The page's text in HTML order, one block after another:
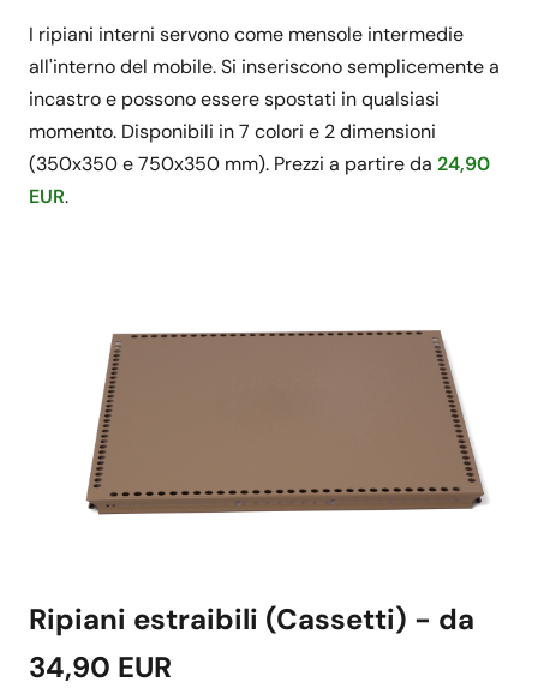
I ripiani interni servono come mensole intermedie
all'interno del mobile. Si inseriscono semplicemente a
incastro e possono essere spostati in qualsiasi
momento. Disponibili in 7 colori e 2 dimensioni
(350x350 e 750x350 mm). Prezzi a partire da 24,90
EUR.
Ripiani estraibili (Cassetti) - da
34,90 EUR